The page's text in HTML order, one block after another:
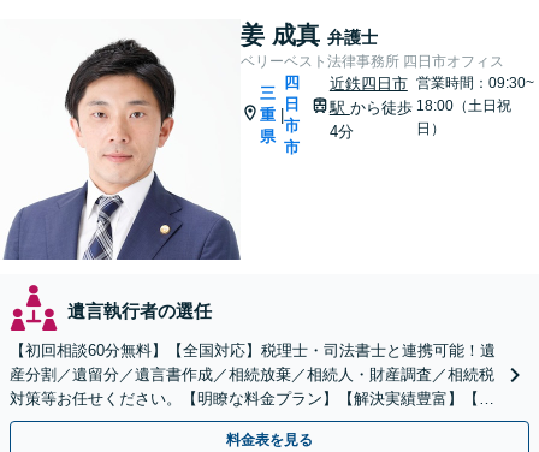
姜 成真 弁護士
ベリーベスト法律事務所 四日市オフィス
三
重
県
四
日
市
市
近鉄四日市
駅 から徒歩
4分
営業時間：09:30~
18:00（土日祝
日）
遺言執行者の選任
【初回相談60分無料】【全国対応】税理士・司法書士と連携可能！遺
産分割／遺留分／遺言書作成／相続放棄／相続人・財産調査／相続税
対策等お任せください。【明瞭な料金プラン】【解決実績豊富】【電
話相談可】
料金表を見る